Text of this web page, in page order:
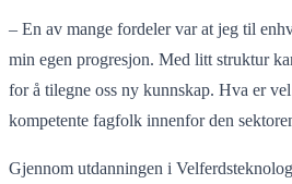
– En av mange fordeler var at jeg til
min egen progresjon. Med litt struktur
for å tilegne oss ny kunnskap. Hva er
kompetente fagfolk innenfor den
Gjennom utdanningen i